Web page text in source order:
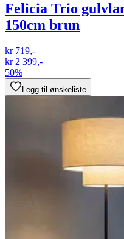
Felicia Trio
150cm brun
kr 719,-
kr 2 399,-
50%
Legg til ønskeliste